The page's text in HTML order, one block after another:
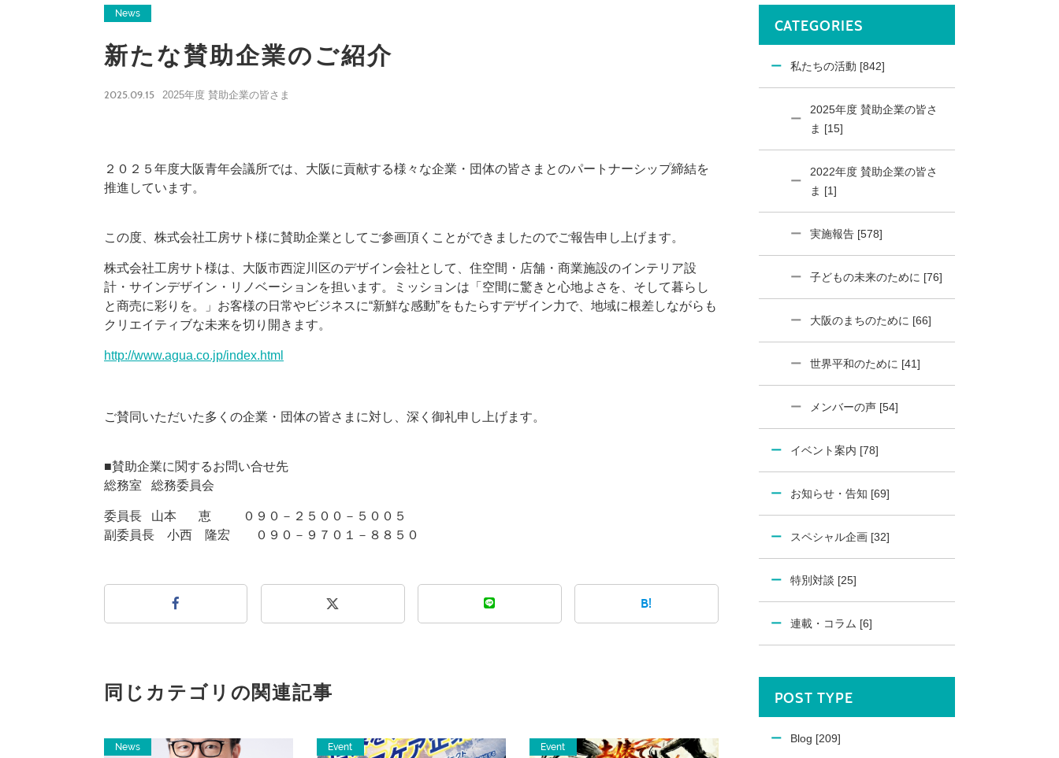
News
新たな賛助企業のご紹介
2025.09.15 2025年度 賛助企業の皆さま
２０２５年度大阪青年会議所では、大阪に貢献する様々な企業・団体の皆さまとのパートナーシップ締結を
推進しています。
この度、株式会社工房サト様に賛助企業としてご参画頂くことができましたのでご報告申し上げます。
株式会社工房サト様は、大阪市西淀川区のデザイン会社として、住空間・店舗・商業施設のインテリア設
計・サインデザイン・リノベーションを担います。ミッションは「空間に驚きと心地よさを、そして暮らし
と商売に彩りを。」お客様の日常やビジネスに“新鮮な感動”をもたらすデザイン力で、地域に根差しながらも
クリエイティブな未来を切り開きます。
http://www.agua.co.jp/index.html
ご賛同いただいた多くの企業・団体の皆さまに対し、深く御礼申し上げます。
■賛助企業に関するお問い合せ先
総務室 総務委員会
委員長 山本 恵 ０９０－２５００－５００５
副委員長 小西 隆宏 ０９０－９７０１－８８５０
B!
同じカテゴリの関連記事
News Event Event
CATEGORIES
私たちの活動 [842]
2025年度 賛助企業の皆さ
ま [15]
2022年度 賛助企業の皆さ
ま [1]
実施報告 [578]
子どもの未来のために [76]
大阪のまちのために [66]
世界平和のために [41]
メンバーの声 [54]
イベント案内 [78]
お知らせ・告知 [69]
スペシャル企画 [32]
特別対談 [25]
連載・コラム [6]
POST TYPE
Blog [209]